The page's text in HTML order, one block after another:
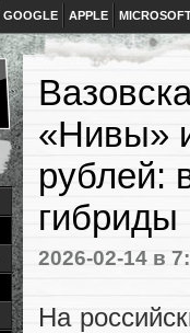
GOOGLE APPLE
«Нивы»
рублей:
2026-02-14 в
На